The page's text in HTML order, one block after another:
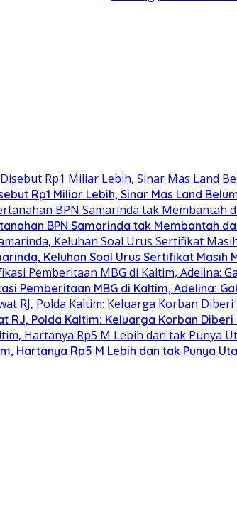
Rp1 Miliar Lebih, Sinar Mas Land
BPN Samarinda tak Membantah
Keluhan Soal Urus Sertifikat Masih
Pemberitaan MBG di Kaltim, Adelina:
RJ, Polda Kaltim: Keluarga Korban Diberi
Hartanya Rp5 M Lebih dan tak Punya